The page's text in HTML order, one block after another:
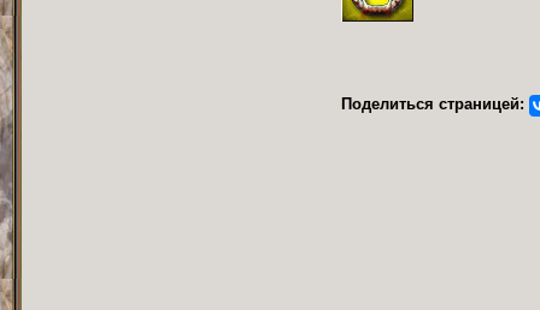
Поделиться страницей: